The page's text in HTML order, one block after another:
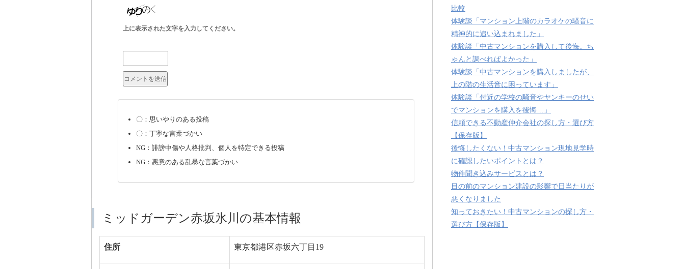
上に表示された文字を入力してください。
〇：思いやりのある投稿
〇：丁寧な言葉づかい
NG：誹謗中傷や人格批判、個人を特定できる投稿
NG：悪意のある乱暴な言葉づかい
ミッドガーデン赤坂氷川の基本情報
住所 東京都港区赤坂六丁目19
比較
体験談「マンション上階のカラオケの騒音に
精神的に追い込まれました」
体験談「中古マンションを購入して後悔。ち
ゃんと調べればよかった」
体験談「中古マンションを購入しましたが、
上の階の生活音に困っています」
体験談「付近の学校の騒音やヤンキーのせい
でマンションを購入を後悔…」
信頼できる不動産仲介会社の探し方・選び方
【保存版】
後悔したくない！中古マンション現地見学時
に確認したいポイントとは？
物件聞き込みサービスとは？
目の前のマンション建設の影響で日当たりが
悪くなりました
知っておきたい！中古マンションの探し方・
選び方【保存版】